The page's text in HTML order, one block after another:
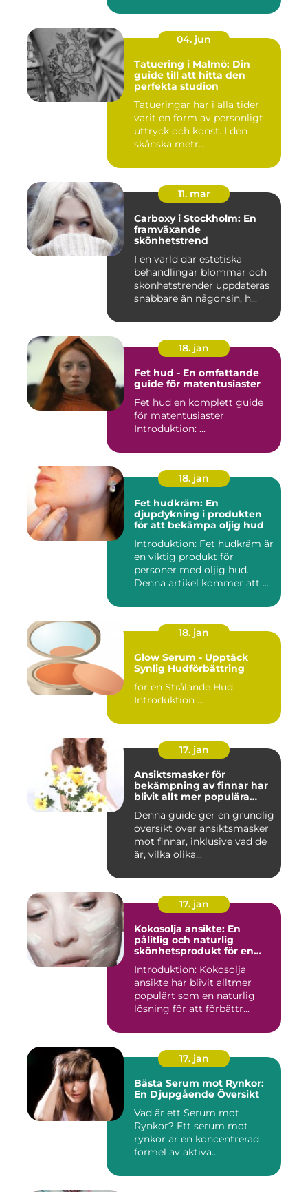
04. jun
Tatuering i Malmö: Din
guide till att hitta den
perfekta studion
Tatueringar har i alla tider
varit en form av personligt
uttryck och konst. I den
skånska metr...
11. mar
Carboxy i Stockholm: En
framväxande
skönhetstrend
I en värld där estetiska
behandlingar blommar och
skönhetstrender uppdateras
snabbare än någonsin, h...
18. jan
Fet hud - En omfattande
guide för matentusiaster
Fet hud en komplett guide
för matentusiaster
Introduktion: ...
18. jan
Fet hudkräm: En
djupdykning i produkten
för att bekämpa oljig hud
Introduktion: Fet hudkräm är
en viktig produkt för
personer med oljig hud.
Denna artikel kommer att ...
18. jan
Glow Serum - Upptäck
Synlig Hudförbättring
för en Strålande Hud
Introduktion ...
17. jan
Ansiktsmasker för
bekämpning av finnar har
blivit allt mer populära
Denna guide ger en grundlig
översikt över ansiktsmasker
mot finnar, inklusive vad de
är, vilka olika...
17. jan
Kokosolja ansikte: En
pålitlig och naturlig
skönhetsprodukt för en
Introduktion: Kokosolja
ansikte har blivit alltmer
populärt som en naturlig
lösning för att förbättr...
17. jan
Bästa Serum mot Rynkor:
En Djupgående Översikt
Vad är ett Serum mot
Rynkor? Ett serum mot
rynkor är en koncentrerad
formel av aktiva